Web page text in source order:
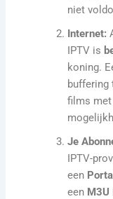
niet
Internet:
IPTV is
koning.
films met
Je
IPTV-
een
een M3U